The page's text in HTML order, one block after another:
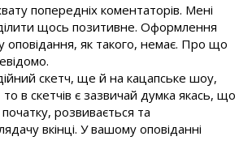
попередніх коментаторів. Мені
щось позитивне. Оформлення
як такого, немає. Про що
скетч, ще й на кацапське шоу,
в скетчів є зазвичай думка якась, що
розвивається та
вкінці. У вашому оповіданні